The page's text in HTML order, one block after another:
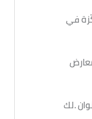
في
التشكيلية , شارك في العديد من المعارض المحلية والعالمية . شارك في 8 معارض
.لك